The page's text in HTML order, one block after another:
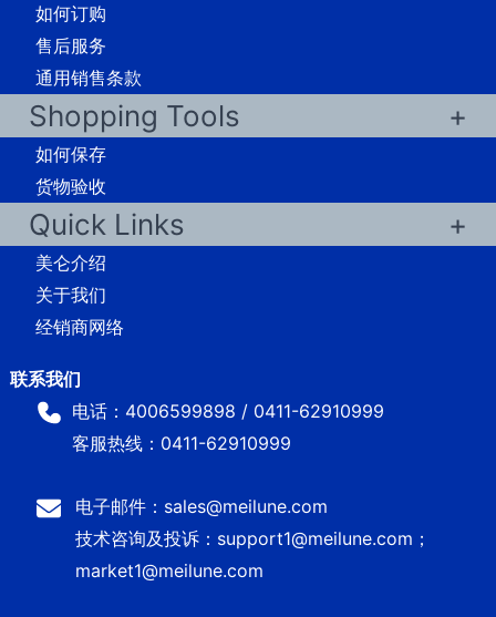
如何订购
售后服务
通用销售条款
Shopping Tools
如何保存
货物验收
Quick Links
美仑介绍
关于我们
经销商网络
电话：4006599898 / 0411-62910999
客服热线：0411-62910999
电子邮件：sales@meilune.com
技术咨询及投诉：support1@meilune.com；
market1@meilune.com